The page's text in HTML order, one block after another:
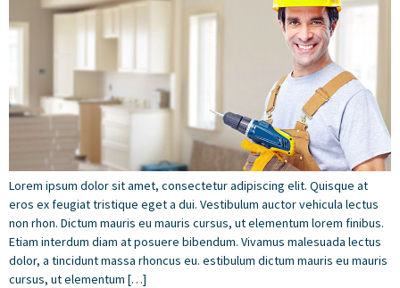
Lorem ipsum dolor sit amet, consectetur adipiscing elit. Quisque at
eros ex feugiat tristique eget a dui. Vestibulum auctor vehicula lectus
non rhon. Dictum mauris eu mauris cursus, ut elementum lorem finibus.
Etiam interdum diam at posuere bibendum. Vivamus malesuada lectus
dolor, a tincidunt massa rhoncus eu. estibulum dictum mauris eu mauris
cursus, ut elementum […]